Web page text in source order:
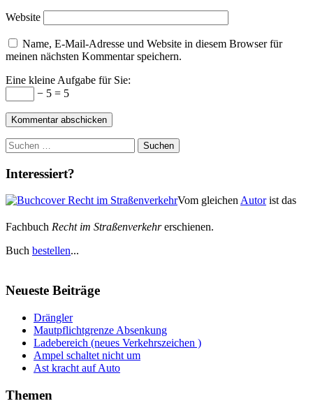
Website
Name, E-Mail-Adresse und Website in diesem Browser für
meinen nächsten Kommentar speichern.
Eine kleine Aufgabe für Sie:
− 5 = 5
Suchen
nach:
Interessiert?
Vom gleichenAutorist das
Fachbuch Recht im Straßenverkehrerschienen.
Buch bestellen...
Neueste Beiträge
Drängler
Mautpflichtgrenze Absenkung
Ladebereich (neues Verkehrszeichen )
Ampel schaltet nicht um
Ast kracht auf Auto
Themen